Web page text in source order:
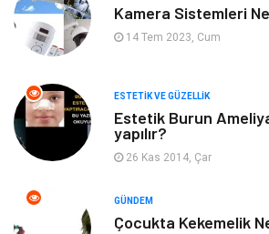
Kadın Hastalıkları
Güzellik
Beslenme
Psikolojik Hastalıklar
Kanser
Kamera Sistemleri
14 Tem 2023, Cum
ESTETIK VE GÜZELLIK
Estetik Burun
yapılır?
26 Kas 2014, Çar
GÜNDEM
Çocukta Kekemelik